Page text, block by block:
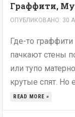
Граффити,
ОПУБЛИКОВАНО: 30
Где-то
пачкают стены
или тупо
крутые спят. Но
READ MORE »